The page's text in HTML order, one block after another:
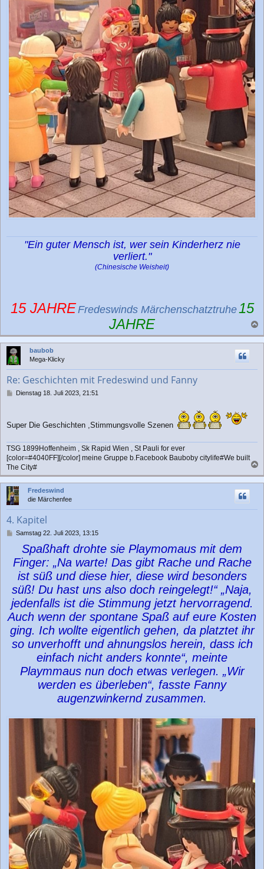
"Ein guter Mensch ist, wer sein Kinderherz nie
verliert."
(Chinesische Weisheit)
15 JAHRE Fredeswinds Märchenschatztruhe 15
JAHRE
a
c
baubob
Mega-Klicky
Re: Geschichten mit Fredeswind und Fanny
B
r
g
Dienstag 18. Juli 2023, 21:51
Super Die Geschichten ,Stimmungsvolle Szenen
TSG 1899Hoffenheim , Sk Rapid Wien , St Pauli for ever
[color=#4040FF][/color] meine Gruppe b.Facebook Bauboby citylife#We built
The City#
a
c
Fredeswind
die Märchenfee
4. Kapitel
B
t
r
Samstag 22. Juli 2023, 13:15
Spaßhaft drohte sie Playmomaus mit dem
Finger: „Na warte! Das gibt Rache und Rache
ist süß und diese hier, diese wird besonders
süß! Du hast uns also doch reingelegt!“ „Naja,
jedenfalls ist die Stimmung jetzt hervorragend.
Auch wenn der spontane Spaß auf eure Kosten
ging. Ich wollte eigentlich gehen, da platztet ihr
so unverhofft und ahnungslos herein, dass ich
einfach nicht anders konnte“, meinte
Playmmaus nun doch etwas verlegen. „Wir
werden es überleben“, fasste Fanny
augenzwinkernd zusammen.